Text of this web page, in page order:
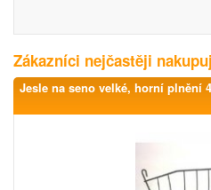
Zákazníci nejčastěji
Jesle na seno velké, horní plnění